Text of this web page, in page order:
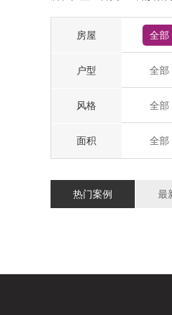
房屋 全部
户型 全部
风格 全部
面积 全部
热门案例 最